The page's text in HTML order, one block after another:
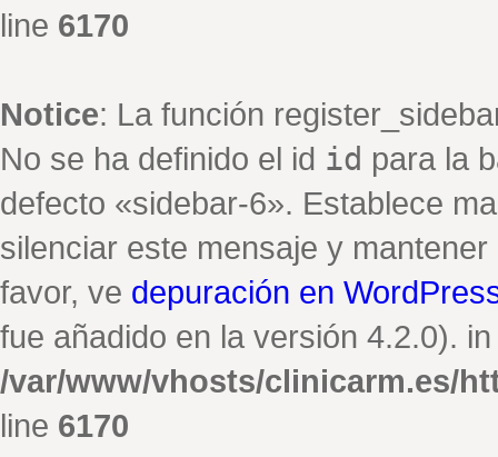
line 6170
Notice: La función
No se ha definido el id id para la
defecto «sidebar-6». Establece
silenciar este mensaje y
favor, ve depuración en
fue añadido en la versión 4.2.0). in
/var/www/vhosts/clinicarm.es/
line 6170